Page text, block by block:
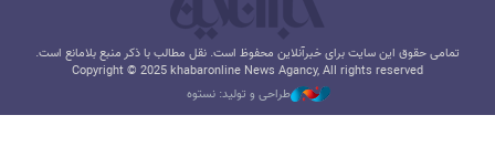
تمامی حقوق این سایت برای خبرآنلاین محفوظ است. نقل مطالب با ذکر منبع بلامانع است.
Copyright © 2025 khabaronline News Agancy, All rights reserved
طراحی و تولید: نستوه